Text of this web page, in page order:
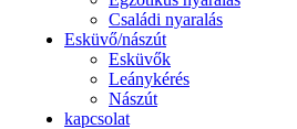
Családi nyaralás
Esküvő/nászút
Esküvők
Leánykérés
Nászút
kapcsolat